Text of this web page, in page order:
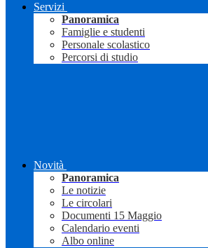
Servizi
Panoramica
Famiglie e studenti
Personale scolastico
Percorsi di studio
Novità
Panoramica
Le notizie
Le circolari
Documenti 15 Maggio
Calendario eventi
Albo online